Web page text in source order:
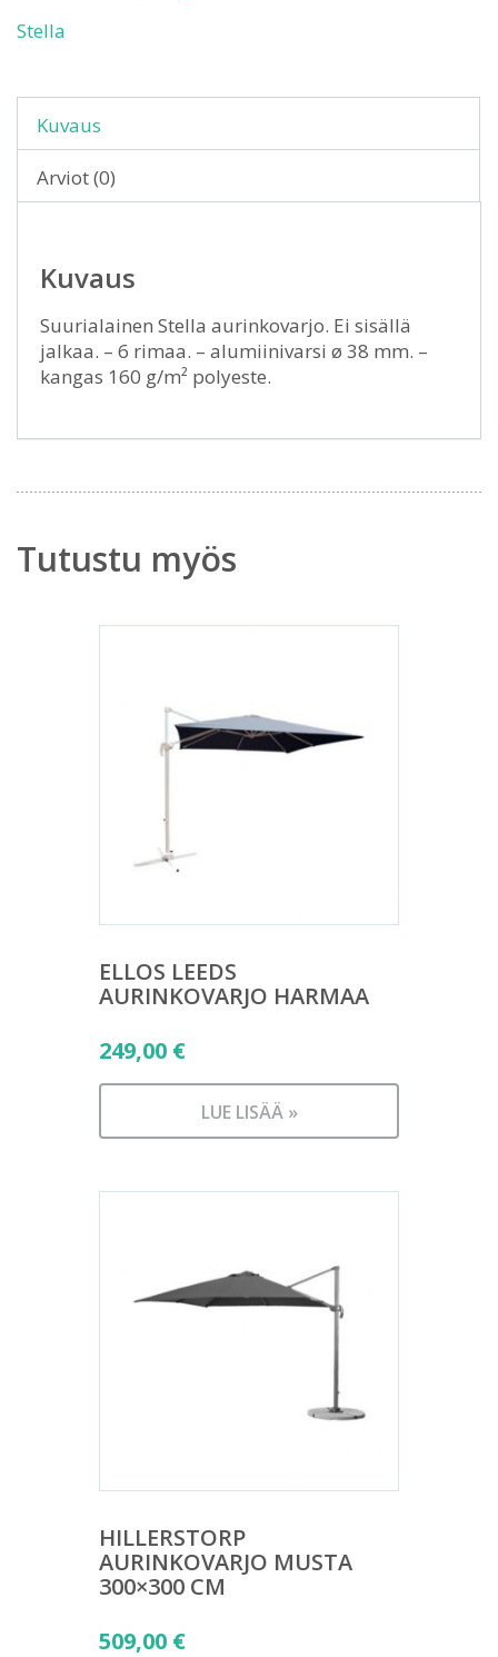
Stella
Kuvaus
Arviot (0)
Kuvaus
Suurialainen Stella aurinkovarjo. Ei sisällä
jalkaa. – 6 rimaa. – alumiinivarsi ø 38 mm. –
kangas 160 g/m² polyeste.
Tutustu myös
ELLOS LEEDS
AURINKOVARJO HARMAA
249,00 €
LUE LISÄÄ »
HILLERSTORP
AURINKOVARJO MUSTA
300×300 CM
509,00 €